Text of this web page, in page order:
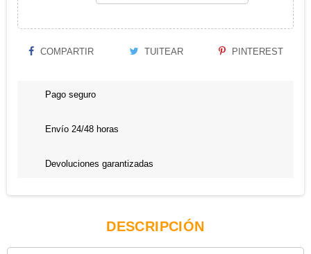
COMPARTIR TUITEAR PINTEREST
Pago seguro
Envío 24/48 horas
Devoluciones garantizadas
DESCRIPCIÓN